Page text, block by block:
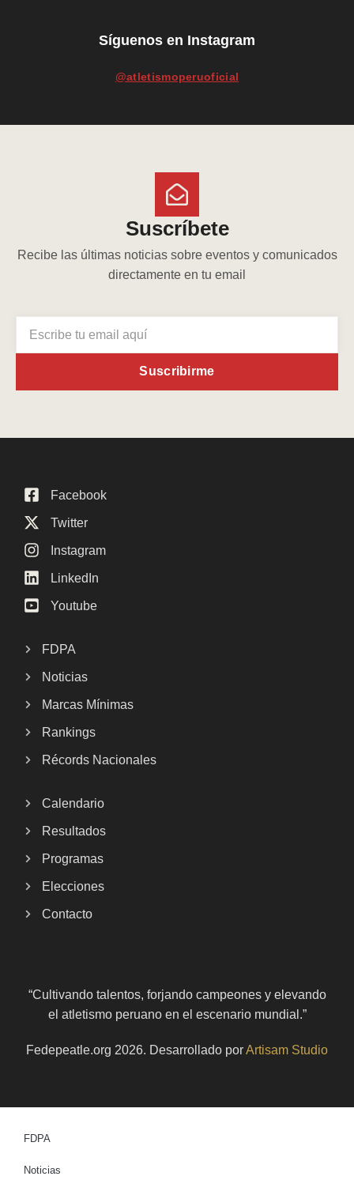
Síguenos en Instagram
@atletismoperuoficial
Suscríbete
Recibe las últimas noticias sobre eventos y comunicados
directamente en tu email
Suscribirme
Facebook
Twitter
Instagram
LinkedIn
Youtube
FDPA
Noticias
Marcas Mínimas
Rankings
Récords Nacionales
Calendario
Resultados
Programas
Elecciones
Contacto
“Cultivando talentos, forjando campeones y elevando
el atletismo peruano en el escenario mundial.”
Fedepeatle.org 2026. Desarrollado porArtisam Studio
FDPA
Noticias